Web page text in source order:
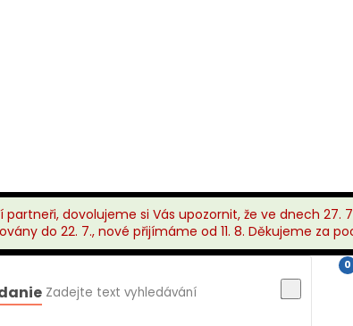
partneři, dovolujeme si Vás upozornit, že ve dnech 27.
do 22. 7., nové přijímáme od 11. 8. Děkujeme za
0